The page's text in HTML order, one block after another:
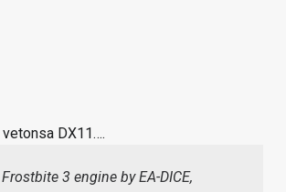
DX11….
3 engine by EA-DICE,